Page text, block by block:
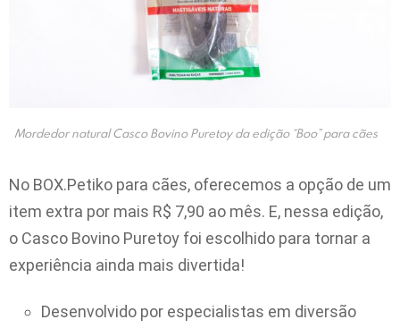
Mordedor natural Casco Bovino Puretoy da edição “Boo” para cães
No BOX.Petiko para cães, oferecemos a opção de um
item extra por mais R$ 7,90 ao mês. E, nessa edição,
o Casco Bovino Puretoy foi escolhido para tornar a
experiência ainda mais divertida!
Desenvolvido por especialistas em diversão